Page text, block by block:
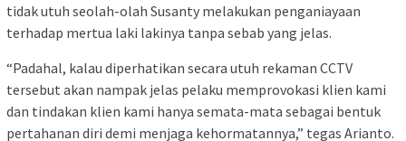
tidak utuh seolah-olah Susanty melakukan penganiayaan
terhadap mertua laki lakinya tanpa sebab yang jelas.
“Padahal, kalau diperhatikan secara utuh rekaman CCTV
tersebut akan nampak jelas pelaku memprovokasi klien kami
dan tindakan klien kami hanya semata-mata sebagai bentuk
pertahanan diri demi menjaga kehormatannya,” tegas Arianto.